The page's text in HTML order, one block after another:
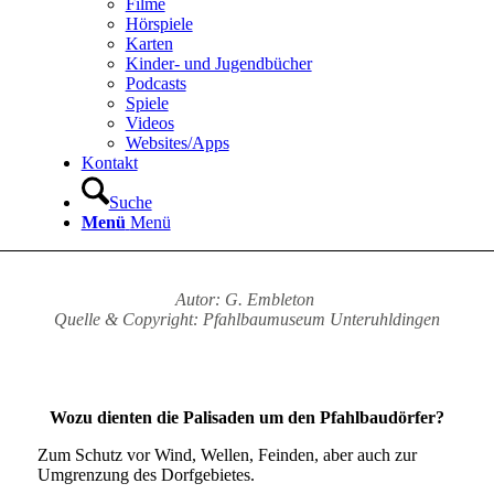
Filme
Hörspiele
Karten
Kinder- und Jugendbücher
Podcasts
Spiele
Videos
Websites/Apps
Kontakt
Suche
Menü Menü
Autor: G. Embleton
Quelle & Copyright: Pfahlbaumuseum Unteruhldingen
Wozu dienten die Palisaden um den Pfahlbaudörfer?
Zum Schutz vor Wind, Wellen, Feinden, aber auch zur
Umgrenzung des Dorfgebietes.